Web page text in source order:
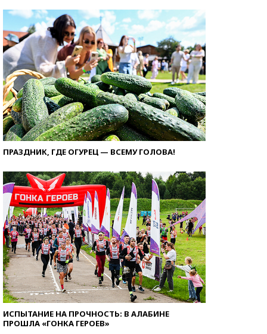
ПРАЗДНИК, ГДЕ ОГУРЕЦ — ВСЕМУ ГОЛОВА!
ИСПЫТАНИЕ НА ПРОЧНОСТЬ: В АЛАБИНЕ
ПРОШЛА «ГОНКА ГЕРОЕВ»